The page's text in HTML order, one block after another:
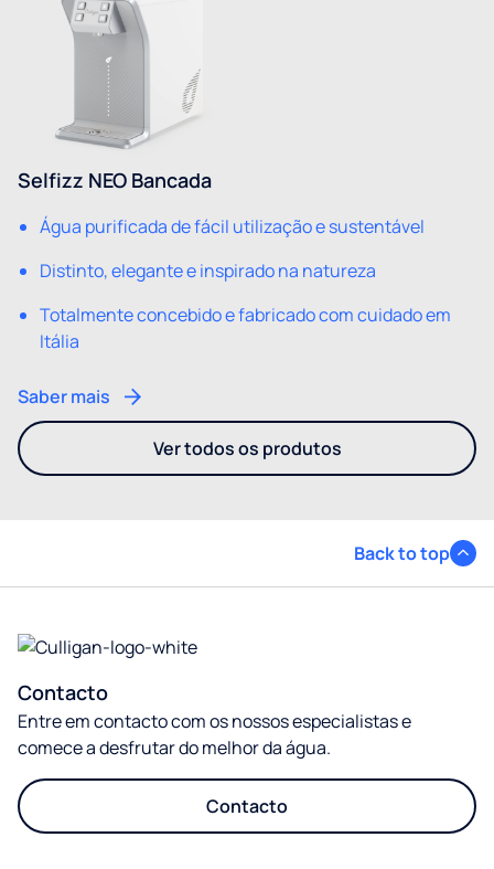
Selfizz NEO Bancada
Água purificada de fácil utilização e sustentável
Distinto, elegante e inspirado na natureza
Totalmente concebido e fabricado com cuidado em
Itália
Saber mais
Ver todos os produtos
- Também pode estar
Back to top
Contacto
Entre em contacto com os nossos especialistas e
comece a desfrutar do melhor da água.
Contacto